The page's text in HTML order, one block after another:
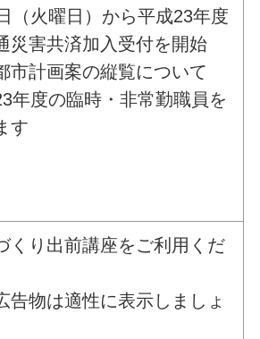
（火曜日）から平成23年度
災害共済加入受付を開始
市計画案の縦覧について
年度の臨時・非常勤職員を
す
くり出前講座をご利用くだ
告物は適性に表示しましょ